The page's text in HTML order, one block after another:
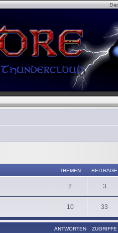
THEMEN BEITRÄGE
2 3
10 33
ANTWORTEN ZUGRIFFE